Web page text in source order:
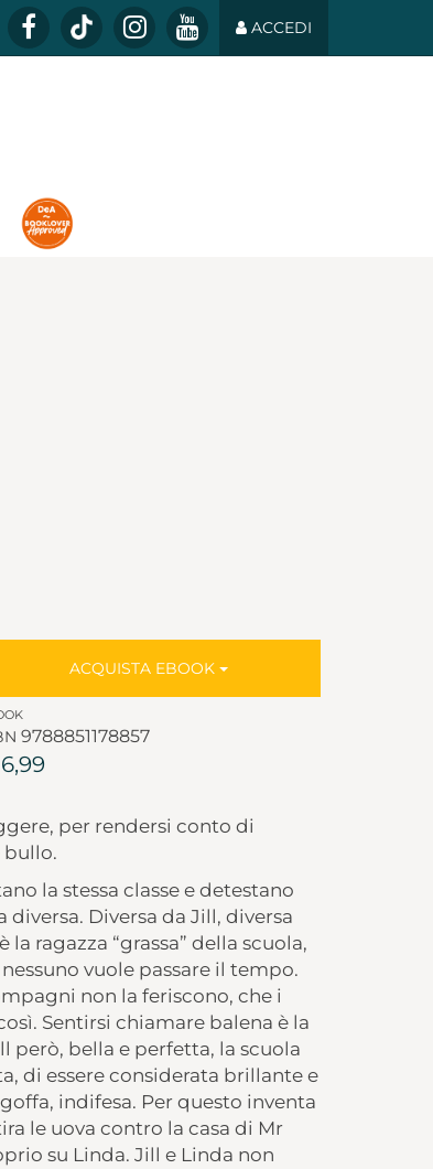
ACCEDI
ACQUISTA EBOOK
9788851178857
per rendersi conto di
bullo.
la stessa classe e detestano
diversa. Diversa da Jill, diversa
ragazza “grassa” della scuola,
vuole passare il tempo.
non la feriscono, che i
Sentirsi chiamare balena è la
però, bella e perfetta, la scuola
di essere considerata brillante e
indifesa. Per questo inventa
leuova contro la casa di Mr
su Linda. Jill e Linda non